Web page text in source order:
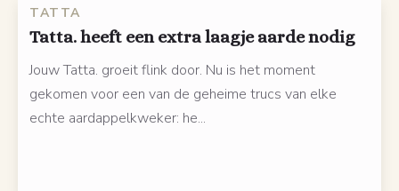
TATTA
Tatta. heeft een extra laagje aarde nodig
Jouw Tatta. groeit flink door. Nu is het moment
gekomen voor een van de geheime trucs van elke
echte aardappelkweker: he...